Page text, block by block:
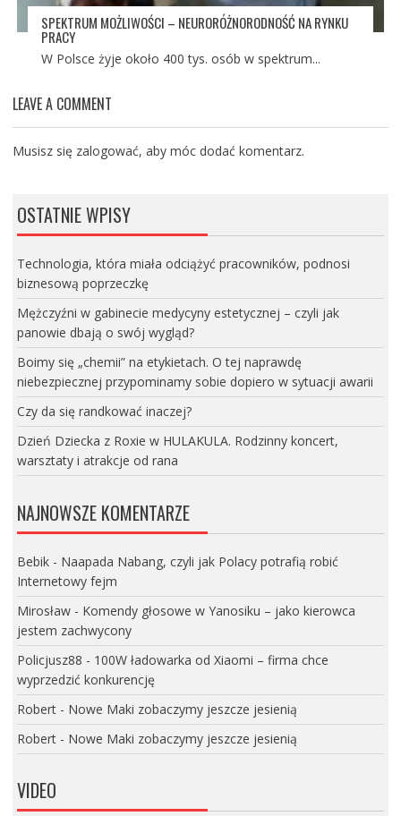
SPEKTRUM MOŻLIWOŚCI – NEURORÓŻNORODNOŚĆ NA RYNKU
PRACY
W Polsce żyje około 400 tys. osób w spektrum...
LEAVE A COMMENT
Musisz się zalogować, aby móc dodać komentarz.
OSTATNIE WPISY
Technologia, która miała odciążyć pracowników, podnosi
biznesową poprzeczkę
Mężczyźni w gabinecie medycyny estetycznej – czyli jak
panowie dbają o swój wygląd?
Boimy się „chemii” na etykietach. O tej naprawdę
niebezpiecznej przypominamy sobie dopiero w sytuacji awarii
Czy da się randkować inaczej?
Dzień Dziecka z Roxie w HULAKULA. Rodzinny koncert,
warsztaty i atrakcje od rana
NAJNOWSZE KOMENTARZE
Bebik- Naapada Nabang, czyli jak Polacy potrafią robić
Internetowy fejm
Mirosław- Komendy głosowe w Yanosiku – jako kierowca
jestem zachwycony
Policjusz88 - 100W ładowarka od Xiaomi – firma chce
wyprzedzić konkurencję
Robert- Nowe Maki zobaczymy jeszcze jesienią
Robert- Nowe Maki zobaczymy jeszcze jesienią
VIDEO